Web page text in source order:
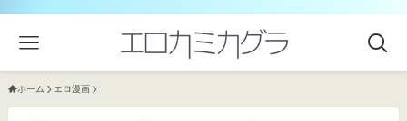
ホーム エロ漫画